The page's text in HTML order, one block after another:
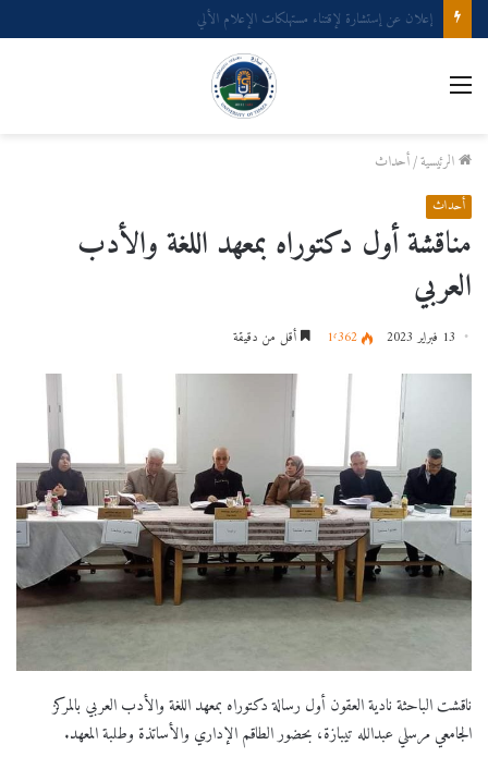
إعلان عن إستشارة لإقتناء عتاد ولوازم الإعلام الألي
القائمة
الرئيسية/أحداث
أحداث
مناقشة أول دكتوراه بمعهد اللغة والأدب
العربي
13 فبراير 2023 1٬362 أقل من دقيقة
ناقشت الباحثة نادية العقون أول رسالة دكتوراه بمعهد اللغة والأدب العربي بالمركز
الجامعي مرسلي عبدالله تيبازة، بحضور الطاقم الإداري والأساتذة وطلبة المعهد.